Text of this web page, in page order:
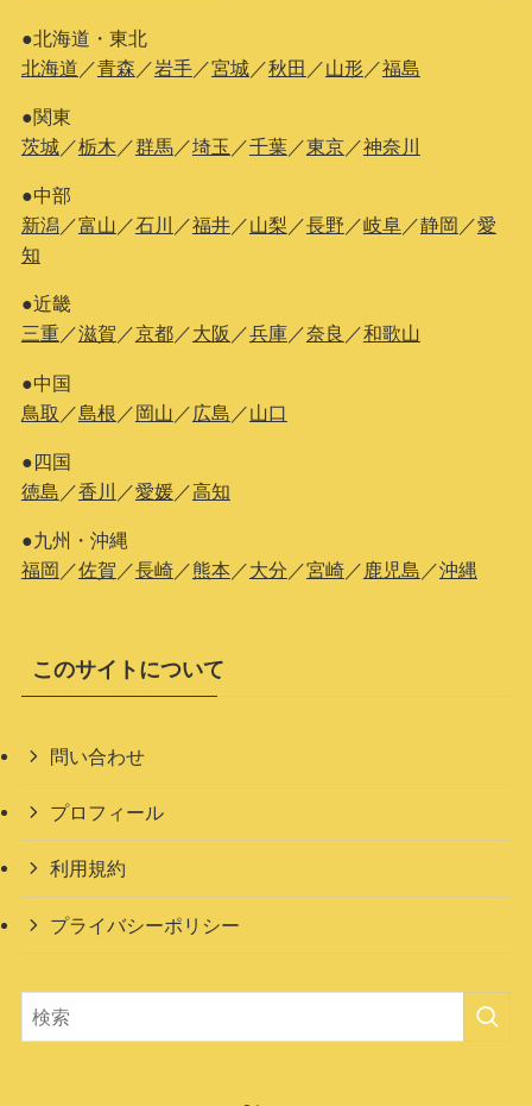
●北海道・東北
北海道 ／青森 ／岩手／宮城／秋田 ／山形／福島
●関東
茨城／栃木 ／群馬／埼玉 ／千葉／東京／神奈川
●中部
新潟 ／富山 ／石川 ／福井／山梨 ／長野 ／岐阜／静岡 ／愛
知
●近畿
三重／滋賀 ／京都／大阪 ／兵庫／奈良 ／和歌山
●中国
鳥取 ／島根 ／岡山 ／ 広島 ／山口
●四国
徳島 ／香川 ／愛媛／高知
●九州・沖縄
福岡 ／佐賀 ／長崎／熊本 ／大分 ／宮崎／ 鹿児島 ／沖縄
このサイトについて
問い合わせ
プロフィール
利用規約
プライバシーポリシー